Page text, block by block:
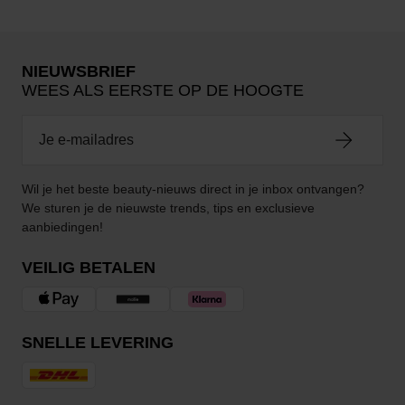
NIEUWSBRIEF
WEES ALS EERSTE OP DE HOOGTE
Wil je het beste beauty-nieuws direct in je inbox ontvangen?
We sturen je de nieuwste trends, tips en exclusieve
aanbiedingen!
VEILIG BETALEN
SNELLE LEVERING